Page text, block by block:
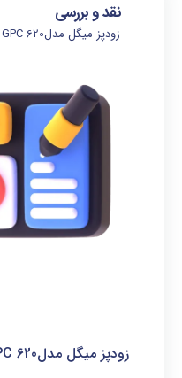
نقد و بررسی
زودپز میگل مدلGPC 620
زودپز میگل مدلGPC 620